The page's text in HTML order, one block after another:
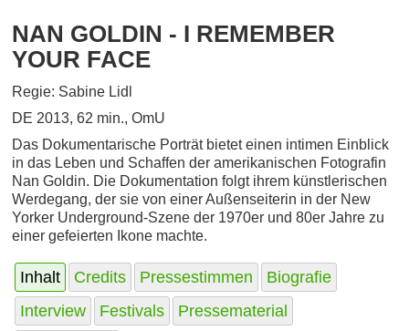
NAN GOLDIN - I REMEMBER
YOUR FACE
Regie: Sabine Lidl
DE 2013, 62 min., OmU
Das Dokumentarische Porträt bietet einen intimen Einblick
in das Leben und Schaffen der amerikanischen Fotografin
Nan Goldin. Die Dokumentation folgt ihrem künstlerischen
Werdegang, der sie von einer Außenseiterin in der New
Yorker Underground-Szene der 1970er und 80er Jahre zu
einer gefeierten Ikone machte.
Inhalt Credits Pressestimmen
Biografie
Interview
Festivals
Pressematerial